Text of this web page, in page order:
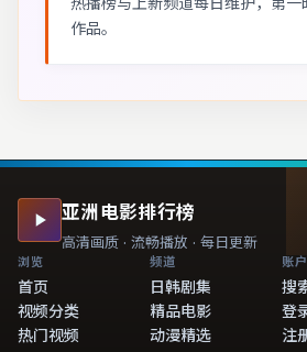
作品。
亚洲电影排行榜
高清画质 · 流畅播放 · 每日更新
浏览
首页
视频分类
热门视频
频道
日韩剧集
精品电影
动漫精选
账户
搜
登
注